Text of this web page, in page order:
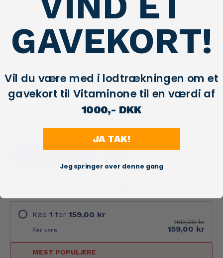
slankekur , veganske ,vægttab
Kvantitet:
Tilføj kurv
Køb 1 for 159,00 kr
Per vare:
159,00 kr
159,00 kr
MEST POPULÆRE
GAVEKORT!
Vil du være med i lodtrækningen om et
gavekort til Vitaminone til en værdi af
1000,- DKK
JA TAK!
Jeg springer over denne gang